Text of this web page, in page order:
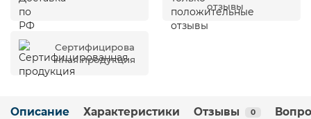
отзывы
Сертифицирова
нная продукция
Описание Характеристики Отзывы 0